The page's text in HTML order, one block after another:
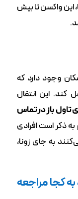
واکسن تا بیش
وجود دارد که
کند. این انتقال
تاول باز در تماس
به ذکر است افرادی
به جای زونا،
کجا مراجعه